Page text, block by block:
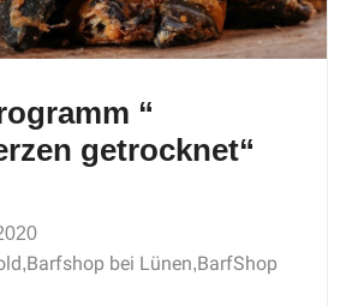
“
getrocknet“
,Barfshop bei Lünen,BarfShop